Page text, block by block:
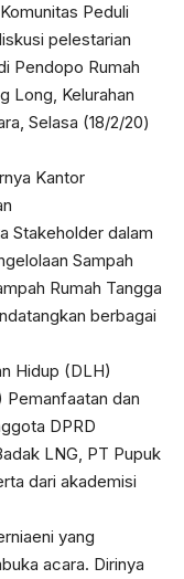
Peduli
pelestarian
Pendopo Rumah
Long, Kelurahan
Selasa (18/2/20)
Kantor
Stakeholder dalam
Sampah
Rumah Tangga
berbagai
Hidup (DLH)
Pemanfaatan dan
DPRD
LNG, PT Pupuk
dari akademisi
yang
acara. Dirinya